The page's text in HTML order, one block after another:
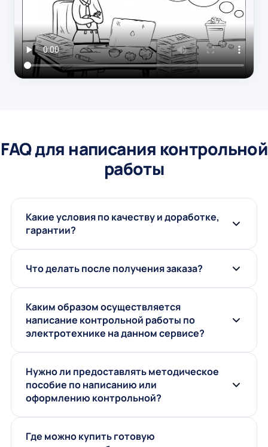
FAQ для написания контрольной
работы
Какие условия по качеству и доработке,
гарантии?
Что делать после получения заказа?
Каким образом осуществляется
написание контрольной работы по
электротехнике на данном сервисе?
Нужно ли предоставлять методическое
пособие по написанию или
оформлению контрольной?
Где можно купить готовую